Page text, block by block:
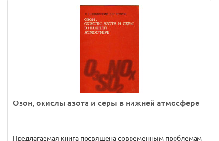
Озон, окислы азота и серы в нижней атмосфере
Предлагаемая книга посвящена современным проблемам